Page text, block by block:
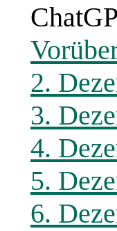
2.
3.
4.
5.
6.